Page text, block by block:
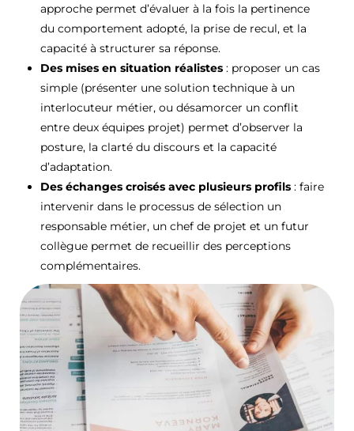
approche permet d’évaluer à la fois la pertinence
du comportement adopté, la prise de recul, et la
capacité à structurer sa réponse.
Des mises en situation réalistes : proposer un cas
simple (présenter une solution technique à un
interlocuteur métier, ou désamorcer un conflit
entre deux équipes projet) permet d’observer la
posture, la clarté du discours et la capacité
d’adaptation.
Des échanges croisés avec plusieurs profils : faire
intervenir dans le processus de sélection un
responsable métier, un chef de projet et un futur
collègue permet de recueillir des perceptions
complémentaires.